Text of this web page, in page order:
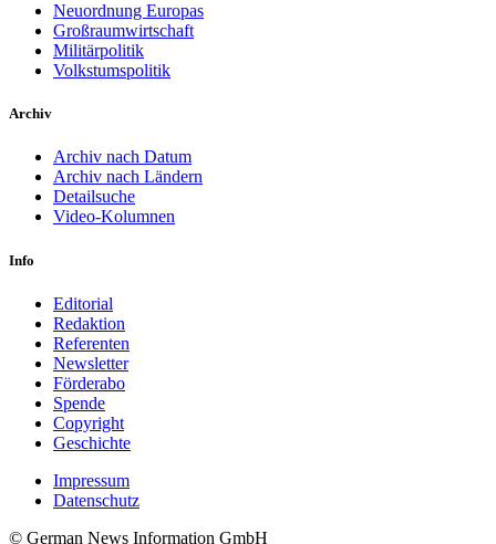
Neuordnung Europas
Großraumwirtschaft
Militärpolitik
Volkstumspolitik
Archiv
Archiv nach Datum
Archiv nach Ländern
Detailsuche
Video-Kolumnen
Info
Editorial
Redaktion
Referenten
Newsletter
Förderabo
Spende
Copyright
Geschichte
Impressum
Datenschutz
© German News Information GmbH